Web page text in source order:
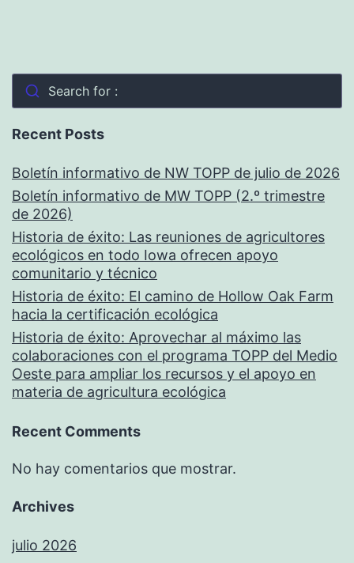
Search for :
Recent Posts
Boletín informativo de NW TOPP de julio de 2026
Boletín informativo de MW TOPP (2.º trimestre
de 2026)
Historia de éxito: Las reuniones de agricultores
ecológicos en todo Iowa ofrecen apoyo
comunitario y técnico
Historia de éxito: El camino de Hollow Oak Farm
hacia la certificación ecológica
Historia de éxito: Aprovechar al máximo las
colaboraciones con el programa TOPP del Medio
Oeste para ampliar los recursos y el apoyo en
materia de agricultura ecológica
Recent Comments
No hay comentarios que mostrar.
Archives
julio 2026